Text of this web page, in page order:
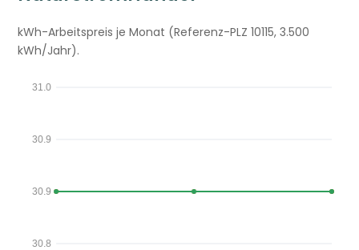
kWh-Arbeitspreis je Monat (Referenz-PLZ 10115, 3.500
kWh/Jahr).